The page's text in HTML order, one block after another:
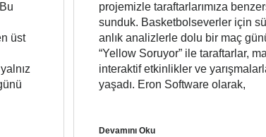
üst
projemizle taraftarlarımıza
sunduk. Basketbolseverler için
anlık analizlerle dolu bir maç
“Yellow Soruyor” ile taraftarlar,
interaktif etkinlikler ve
yaşadı. Eron Software olarak,
Devamını Oku